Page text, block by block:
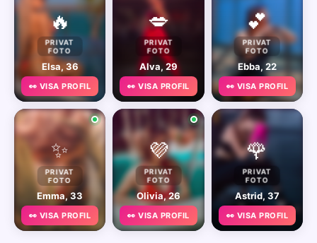
🔥
PRIVAT
FOTO
Elsa, 36
👀 VISA PROFIL
💋
PRIVAT
FOTO
Alva, 29
👀 VISA PROFIL
💕
PRIVAT
FOTO
Ebba, 22
👀 VISA PROFIL
✨
PRIVAT
FOTO
Emma, 33
👀 VISA PROFIL
💜
PRIVAT
FOTO
Olivia, 26
👀 VISA PROFIL
🌹
PRIVAT
FOTO
Astrid, 37
👀 VISA PROFIL